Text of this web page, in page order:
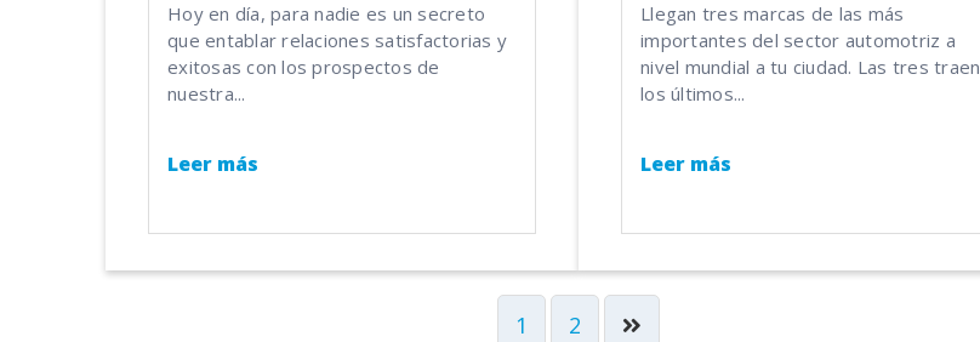
Hoy en día, para nadie es un secreto
que entablar relaciones satisfactorias y
exitosas con los prospectos de
nuestra...
Leer más
Llegan tres marcas de las más
importantes del sector automotriz a
nivel mundial a tu ciudad. Las tres traen
los últimos...
Leer más
1 2